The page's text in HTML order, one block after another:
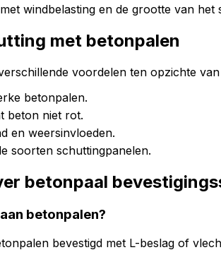
windbelasting en de grootte van het
met betonpalen
voordelen ten opzichte
betonpalen.
beton niet rot.
en weersinvloeden.
soorten schuttingpanelen.
betonpaal
betonpalen?
bevestigd met L-beslag of